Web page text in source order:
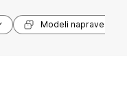
Modeli naprave